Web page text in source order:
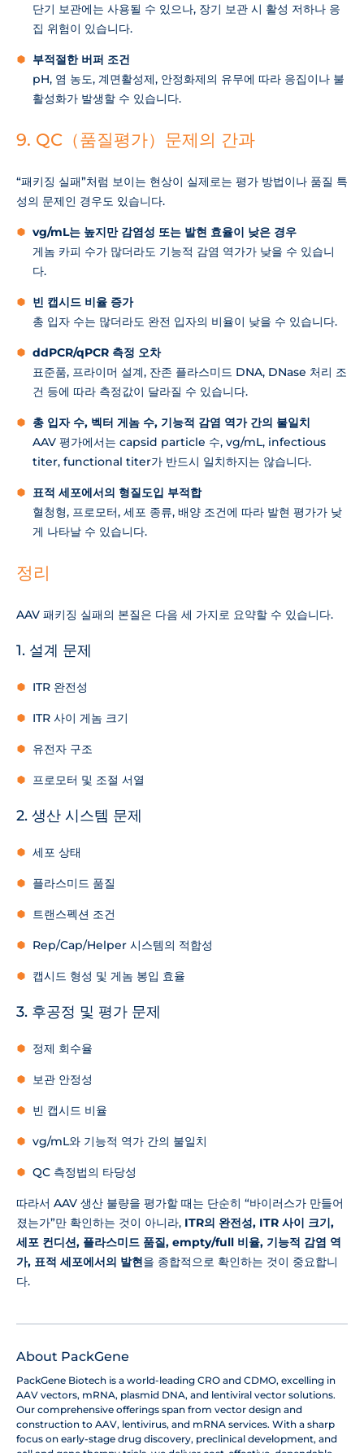
단기 보관에는 사용될 수 있으나, 장기 보관 시 활성 저하나 응
집 위험이 있습니다.
부적절한 버퍼 조건
pH, 염 농도, 계면활성제, 안정화제의 유무에 따라 응집이나 불
활성화가 발생할 수 있습니다.
9. QC（품질평가）문제의 간과
“패키징 실패”처럼 보이는 현상이 실제로는 평가 방법이나 품질 특
성의 문제인 경우도 있습니다.
vg/mL는 높지만 감염성 또는 발현 효율이 낮은 경우
게놈 카피 수가 많더라도 기능적 감염 역가가 낮을 수 있습니
다.
빈 캡시드 비율 증가
총 입자 수는 많더라도 완전 입자의 비율이 낮을 수 있습니다.
ddPCR/qPCR 측정 오차
표준품, 프라이머 설계, 잔존 플라스미드 DNA, DNase 처리 조
건 등에 따라 측정값이 달라질 수 있습니다.
총 입자 수, 벡터 게놈 수, 기능적 감염 역가 간의 불일치
AAV 평가에서는 capsid particle 수, vg/mL, infectious
titer, functional titer가 반드시 일치하지는 않습니다.
표적 세포에서의 형질도입 부적합
혈청형, 프로모터, 세포 종류, 배양 조건에 따라 발현 평가가 낮
게 나타날 수 있습니다.
정리
AAV 패키징 실패의 본질은 다음 세 가지로 요약할 수 있습니다.
1. 설계 문제
ITR 완전성
ITR 사이 게놈 크기
유전자 구조
프로모터 및 조절 서열
2. 생산 시스템 문제
세포 상태
플라스미드 품질
트랜스펙션 조건
Rep/Cap/Helper 시스템의 적합성
캡시드 형성 및 게놈 봉입 효율
3. 후공정 및 평가 문제
정제 회수율
보관 안정성
빈 캡시드 비율
vg/mL와 기능적 역가 간의 불일치
QC 측정법의 타당성
따라서 AAV 생산 불량을 평가할 때는 단순히 “바이러스가 만들어
졌는가”만 확인하는 것이 아니라, ITR의 완전성, ITR 사이 크기,
세포 컨디션, 플라스미드 품질, empty/full 비율, 기능적 감염 역
가, 표적 세포에서의 발현을 종합적으로 확인하는 것이 중요합니
다.
About PackGene
PackGene Biotech is a world-leading CRO and CDMO, excelling in
AAV vectors, mRNA, plasmid DNA, and lentiviral vector solutions.
Our comprehensive offerings span from vector design and
construction to AAV, lentivirus, and mRNA services. With a sharp
focus on early-stage drug discovery, preclinical development, and